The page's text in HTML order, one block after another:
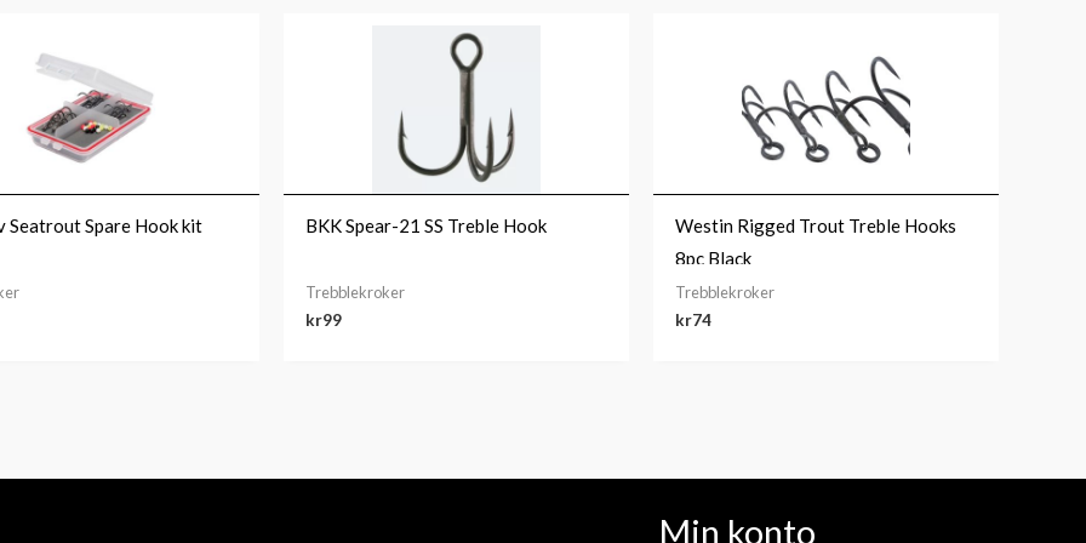
Seatrout Spare Hook kit BKK Spear-21 SS Treble Hook
Trebblekroker
kr99
Westin Rigged Trout Treble Hooks
8pc Black
Trebblekroker
kr74
Min konto